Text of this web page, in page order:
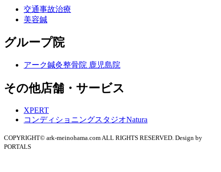
交通事故治療
美容鍼
グループ院
アーク鍼灸整骨院 鹿児島院
その他店舗・サービス
XPERT
コンディショニングスタジオNatura
COPYRIGHT© ark-meinohama.com ALL RIGHTS RESERVED. Design by
PORTALS